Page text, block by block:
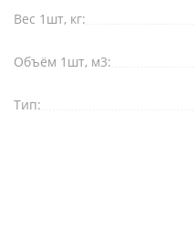
Вес 1шт, кг:
Объём 1шт, м3:
Тип: